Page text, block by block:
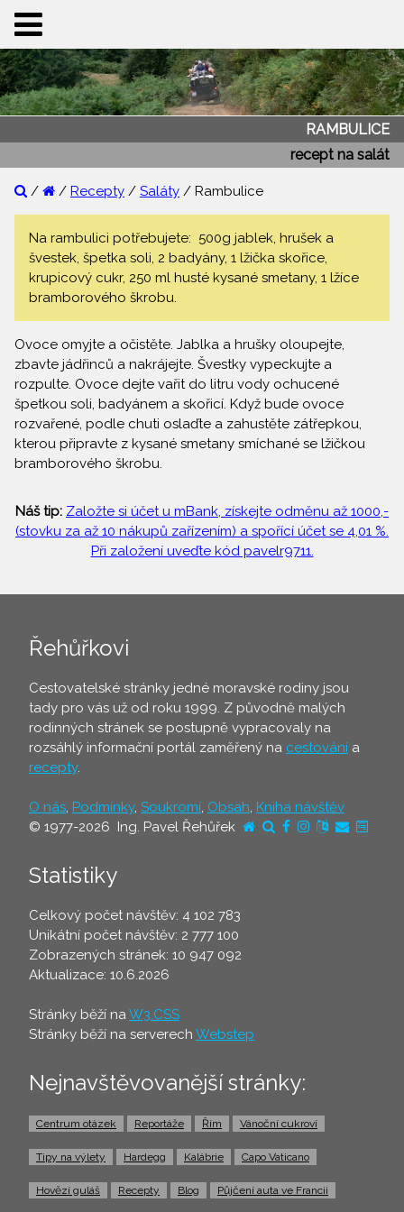
RAMBULICE
recept na salát
/ / Recepty / Saláty / Rambulice
Na rambulici potřebujete: 500g jablek, hrušek a
švestek, špetka soli, 2 badyány, 1 lžička skořice,
krupicový cukr, 250 ml husté kysané smetany, 1 lžíce
bramborového škrobu.
Ovoce omyjte a očistěte. Jablka a hrušky oloupejte,
zbavte jádřinců a nakrájejte. Švestky vypeckujte a
rozpulte. Ovoce dejte vařit do litru vody ochucené
špetkou soli, badyánem a skořicí. Když bude ovoce
rozvařené, podle chuti oslaďte a zahustěte zátřepkou,
kterou připravte z kysané smetany smíchané se lžičkou
bramborového škrobu.
Náš tip: Založte si účet u mBank, získejte odměnu až 1000,-
(stovku za až 10 nákupů zařízením) a spořící účet se 4,01 %.
Při založení uveďte kód pavelr9711.
Řehůřkovi
Cestovatelské stránky jedné moravské rodiny jsou
tady pro vás už od roku 1999. Z původně malých
rodinných stránek se postupně vypracovaly na
rozsáhlý informační portál zaměřený na cestování a
recepty.
O nás, Podmínky, Soukromí, Obsah, Kniha návštěv
© 1977-2026 Ing. Pavel Řehůřek
Statistiky
Celkový počet návštěv: 4 102 783
Unikátní počet návštěv: 2 777 100
Zobrazených stránek: 10 947 092
Aktualizace: 10.6.2026
Stránky běží naW3.CSS
Stránky běží na serverech Webstep
Nejnavštěvovanější stránky:
Centrum otázek Reportáže Řím Vánoční cukroví
Tipy na výlety Hardegg Kalábrie Capo Vaticano
Hovězí guláš Recepty Blog Půjčení auta ve Francii